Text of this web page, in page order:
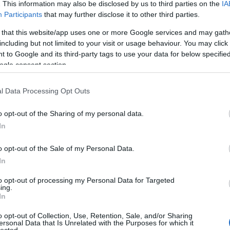
This information may also be disclosed by us to third parties on the
Participants that may further disclose it to other third parties.
that this website/app uses one or more Google services and may
but not limited to your visit or usage behaviour. You may
to Google and its third-party tags to use your data for below
consent section.
Data Processing Opt Outs
opt-out of the Sharing of my personal data.
opt-out of the Sale of my Personal Data.
opt-out of processing my Personal Data for Targeted
opt-out of Collection, Use, Retention, Sale, and/or Sharing
Data that Is Unrelated with the Purposes for which it
("Resolutionary" Retina Display), most éppen
Nemcsak a Galaxy Nexus, de a Nexus 7 táblagép is
az iPad Mini .
ppi. iPad Mini: 162 ppi. Retina: 326 ppi. Period.
joggal tarthatjuk puszta csűrés-csavarásnak, hiszen
Ezért lesz nagyon érdekes, amikor az iPad Mini
majd a 768x1024 felbontással, amit - éppen az Apple
köszönhetően - visszalépésnek fog érzékelni a
persze, hogy az iPad Mini jövőjét az fogja egyedül
lesz a böngészés élményeezen az eszközön, mint egy 30
táblagépen.
az iPad Mini mellett nehezebb érveket felsorakoztatni,